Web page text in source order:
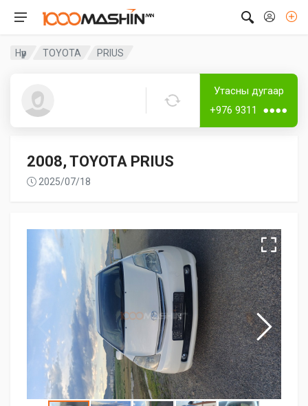
Нүүр TOYOTA PRIUS
Утасны дугаар
+976 9311 ●●●●
2008, TOYOTA PRIUS
2025/07/18